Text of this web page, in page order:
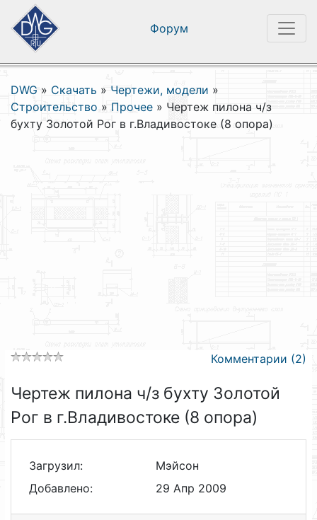
Форум
DWG » Скачать » Чертежи, модели »
Строительство » Прочее » Чертеж пилона ч/з
бухту Золотой Рог в г.Владивостоке (8 опора)
Комментарии (2)
Чертеж пилона ч/з бухту Золотой
Рог в г.Владивостоке (8 опора)
Загрузил:
Мэйсон
Добавлено:
29 Апр 2009